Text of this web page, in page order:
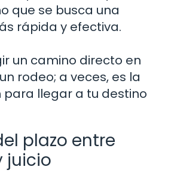
que se busca una
rápida y efectiva.
un camino directo en
rodeo; a veces, es la
para llegar a tu destino
plazo entre
juicio